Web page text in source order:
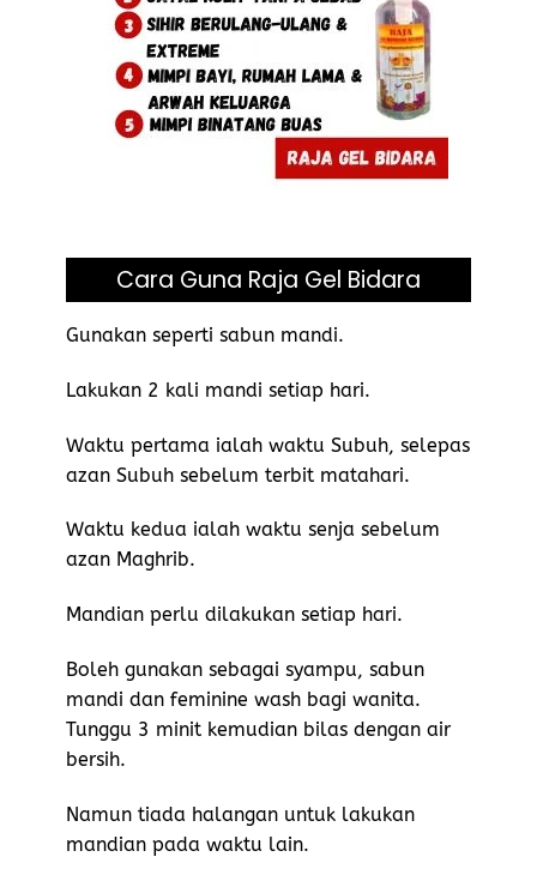
Cara Guna Raja Gel Bidara
Gunakan seperti sabun mandi.
Lakukan 2 kali mandi setiap hari.
Waktu pertama ialah waktu Subuh, selepas
azan Subuh sebelum terbit matahari.
Waktu kedua ialah waktu senja sebelum
azan Maghrib.
Mandian perlu dilakukan setiap hari.
Boleh gunakan sebagai syampu, sabun
mandi dan feminine wash bagi wanita.
Tunggu 3 minit kemudian bilas dengan air
bersih.
Namun tiada halangan untuk lakukan
mandian pada waktu lain.